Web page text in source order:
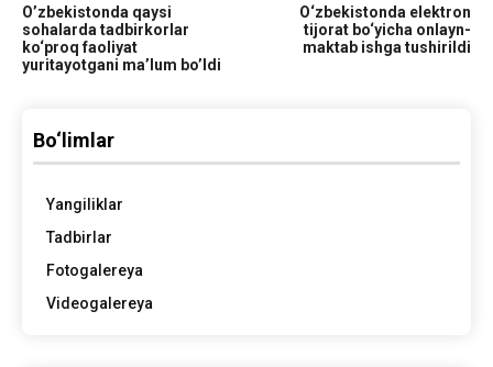
O’zbekistonda qaysi
sohalarda tadbirkorlar
ko‘proq faoliyat
yuritayotgani ma’lum bo’ldi
O‘zbekistonda elektron
tijorat bo‘yicha onlayn-
maktab ishga tushirildi
Bo‘limlar
Yangiliklar
Tadbirlar
Fotogalereya
Videogalereya